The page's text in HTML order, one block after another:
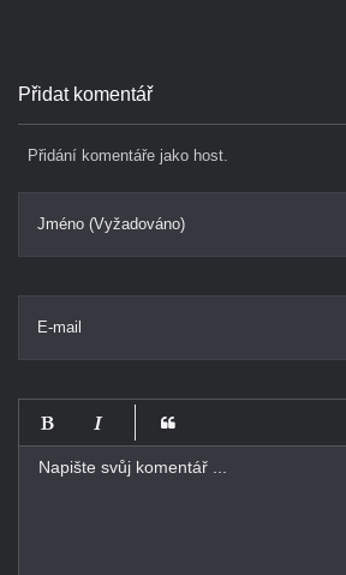
Přidat komentář
Přidání komentáře jako host.
Jméno (Vyžadováno)
E-mail
-